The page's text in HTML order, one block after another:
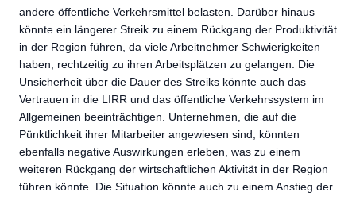
andere öffentliche Verkehrsmittel belasten. Darüber hinaus
könnte ein längerer Streik zu einem Rückgang der Produktivität
in der Region führen, da viele Arbeitnehmer Schwierigkeiten
haben, rechtzeitig zu ihren Arbeitsplätzen zu gelangen. Die
Unsicherheit über die Dauer des Streiks könnte auch das
Vertrauen in die LIRR und das öffentliche Verkehrssystem im
Allgemeinen beeinträchtigen. Unternehmen, die auf die
Pünktlichkeit ihrer Mitarbeiter angewiesen sind, könnten
ebenfalls negative Auswirkungen erleben, was zu einem
weiteren Rückgang der wirtschaftlichen Aktivität in der Region
führen könnte. Die Situation könnte auch zu einem Anstieg der